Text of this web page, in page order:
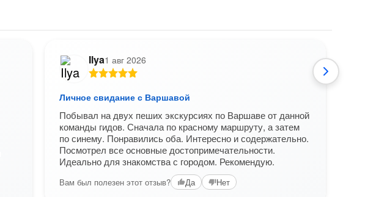
Ilya1 авг 2026
Личное свидание с Варшавой
Побывал на двух пеших экскурсиях по Варшаве от данной
команды гидов. Сначала по красному маршруту, а затем
по синему. Понравились оба. Интересно и содержательно.
Посмотрел все основные достопримечательности.
Идеально для знакомства с городом. Рекомендую.
Вам был полезен этот отзыв? Да Нет